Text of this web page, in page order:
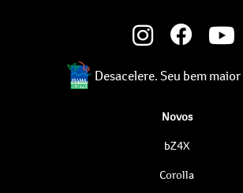
Desacelere. Seu bem maior
Novos
bZ4X
Corolla